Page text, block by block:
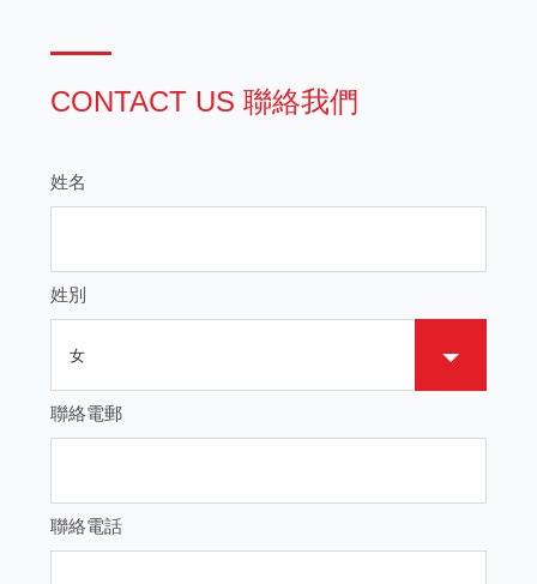
CONTACT US 聯絡我們
姓名
姓別
聯絡電郵
聯絡電話